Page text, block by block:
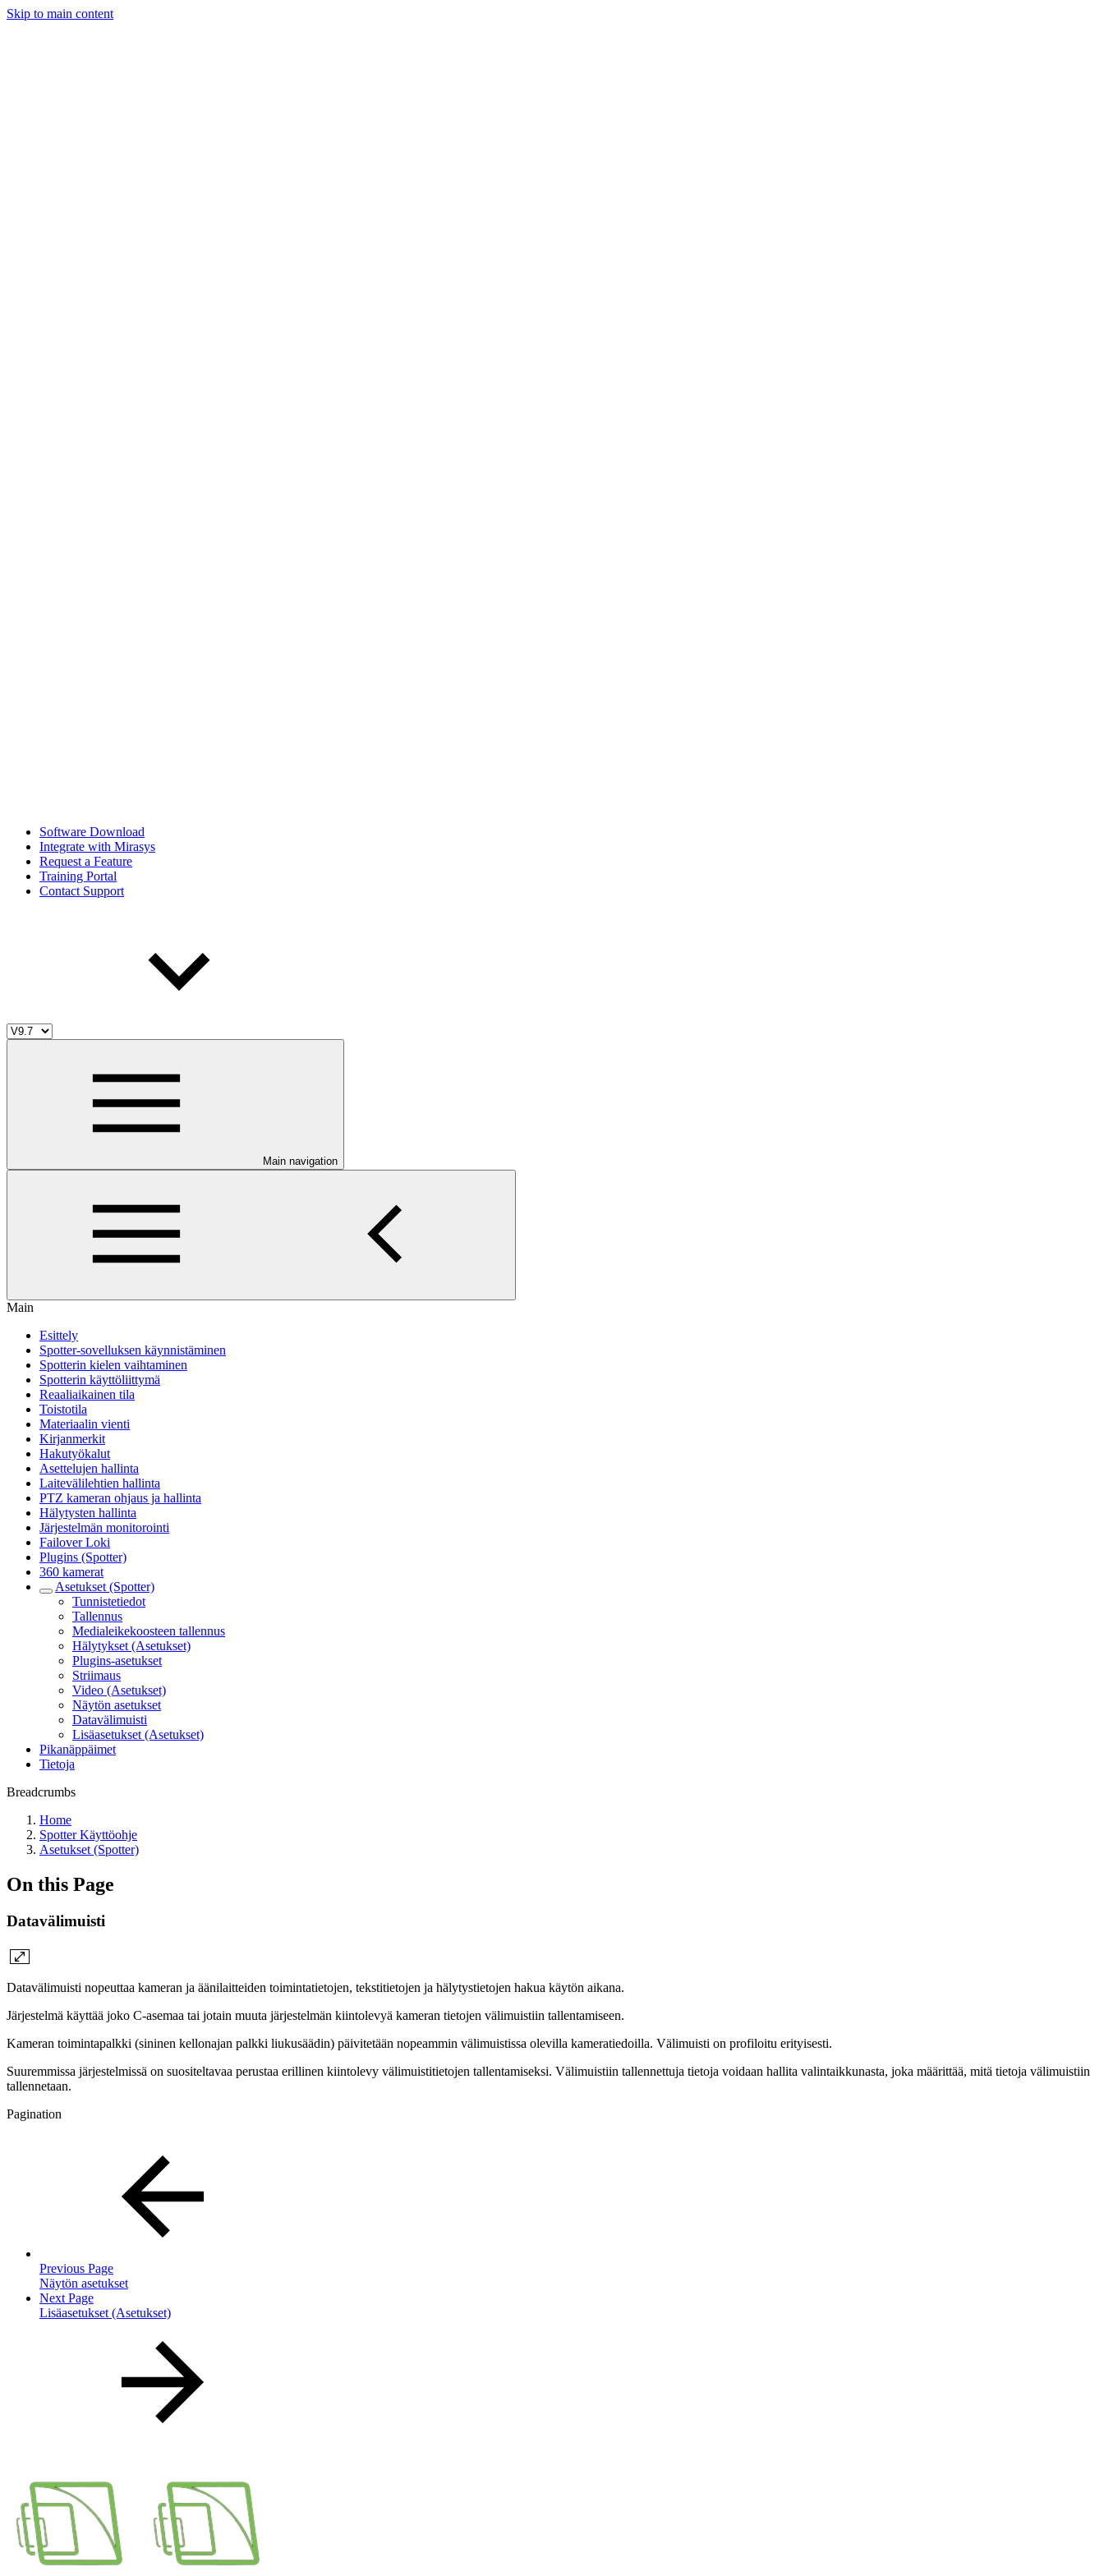
Skip to main content
Software Download
Integrate with Mirasys
Request a Feature
Training Portal
Contact Support
Main navigation
Main
Esittely
Spotter-sovelluksen käynnistäminen
Spotterin kielen vaihtaminen
Spotterin käyttöliittymä
Reaaliaikainen tila
Toistotila
Materiaalin vienti
Kirjanmerkit
Hakutyökalut
Asettelujen hallinta
Laitevälilehtien hallinta
PTZ kameran ohjaus ja hallinta
Hälytysten hallinta
Järjestelmän monitorointi
Failover Loki
Plugins (Spotter)
360 kamerat
Asetukset (Spotter)
Tunnistetiedot
Tallennus
Medialeikekoosteen tallennus
Hälytykset (Asetukset)
Plugins-asetukset
Striimaus
Video (Asetukset)
Näytön asetukset
Datavälimuisti
Lisäasetukset (Asetukset)
Pikanäppäimet
Tietoja
Breadcrumbs
Home
Spotter Käyttöohje
Asetukset (Spotter)
On this Page
Datavälimuisti
Datavälimuisti nopeuttaa kameran ja äänilaitteiden toimintatietojen, tekstitietojen ja hälytystietojen hakua käytön aikana.
Järjestelmä käyttää joko C-asemaa tai jotain muuta järjestelmän kiintolevyä kameran tietojen välimuistiin tallentamiseen.
Kameran toimintapalkki (sininen kellonajan palkki liukusäädin) päivitetään nopeammin välimuistissa olevilla kameratiedoilla. Välimuisti on profiloitu erityisesti.
Suuremmissa järjestelmissä on suositeltavaa perustaa erillinen kiintolevy välimuistitietojen tallentamiseksi. Välimuistiin tallennettuja tietoja voidaan hallita valintaikkunasta, joka määrittää, mitä tietoja välimuistiin
tallennetaan.
Pagination
Previous Page
Näytön asetukset
Next Page
Lisäasetukset (Asetukset)